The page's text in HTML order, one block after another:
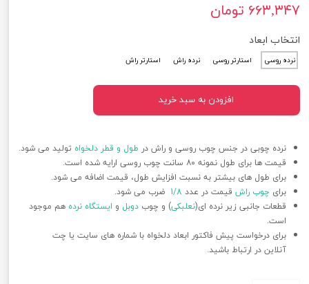
۶۶۳,۳۴۷ تومان
نرده چوبی در جنس چوب روسی و راش در طول و قطر دلخواه تولید می شود.
قیمت ها برای طول نمونه ۸۰ سانت چوب روسی ارایه شده است.
برای طول های بیشتر به نسبت افزایش طول، قیمت اضافه می شود.
برای چوب راش قیمت در عدد 1/8 ضرب می شود.
قطعات جانبی زیر نرده ای(نعلبکی) و چوب دوبل و ایستگاه نرده هم موجود
است.
برای درخواست پیش فاکتور ابعاد دلخواه با شماره های سایت یا چت
آنلاین در ارتباط باشید.
انتخاب ابعاد
نرده روسی استارتر روسی نرده راش استارتر راش
افزودن به سبد خرید